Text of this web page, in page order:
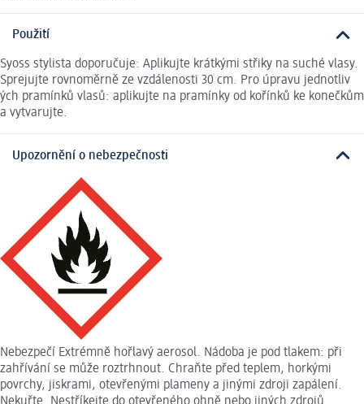
Použití
Syoss stylista doporučuje: Aplikujte krátkými střiky na suché vlasy.
Sprejujte rovnoměrně ze vzdálenosti 30 cm. Pro úpravu jednotliv
ých pramínků vlasů: aplikujte na pramínky od kořínků ke konečkům
a vytvarujte.
Upozornění o nebezpečnosti
Nebezpečí Extrémně hořlavý aerosol. Nádoba je pod tlakem: při
zahřívání se může roztrhnout. Chraňte před teplem, horkými
povrchy, jiskrami, otevřenými plameny a jinými zdroji zapálení.